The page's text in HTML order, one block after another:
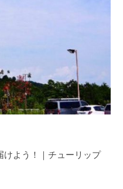
けよう！｜チューリップ